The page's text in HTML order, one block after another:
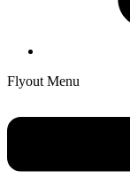
Flyout Menu